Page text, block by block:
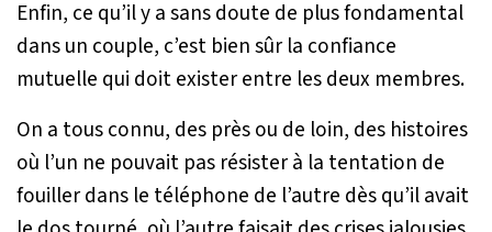
Enfin, ce qu’il y a sans doute de plus fondamental
dans un couple, c’est bien sûr la confiance
mutuelle qui doit exister entre les deux membres.
On a tous connu, des près ou de loin, des histoires
où l’un ne pouvait pas résister à la tentation de
fouiller dans le téléphone de l’autre dès qu’il avait